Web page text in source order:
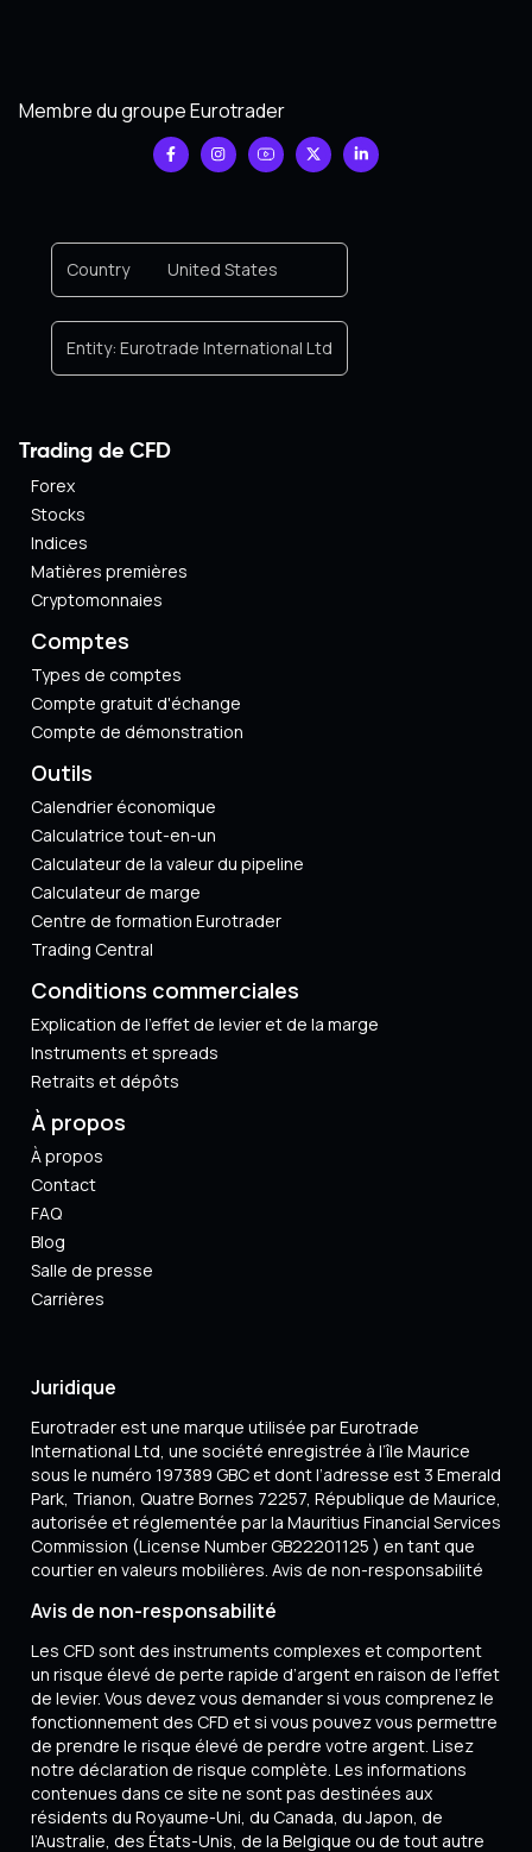
Membre du groupe Eurotrader
Country United States
Entity: Eurotrade International Ltd
Trading de CFD
Forex
Stocks
Indices
Matières premières
Cryptomonnaies
Comptes
Types de comptes
Compte gratuit d'échange
Compte de démonstration
Outils
Calendrier économique
Calculatrice tout-en-un
Calculateur de la valeur du pipeline
Calculateur de marge
Centre de formation Eurotrader
Trading Central
Conditions commerciales
Explication de l'effet de levier et de la marge
Instruments et spreads
Retraits et dépôts
À propos
À propos
Contact
FAQ
Blog
Salle de presse
Carrières
Juridique
Eurotrader est une marque utilisée par Eurotrade
International Ltd, une société enregistrée à l’île Maurice
sous le numéro 197389 GBC et dont l’adresse est 3 Emerald
Park, Trianon, Quatre Bornes 72257, République de Maurice,
autorisée et réglementée par la Mauritius Financial Services
Commission (License Number GB22201125 ) en tant que
courtier en valeurs mobilières. Avis de non-responsabilité
Avis de non-responsabilité
Les CFD sont des instruments complexes et comportent
un risque élevé de perte rapide d’argent en raison de l’effet
de levier. Vous devez vous demander si vous comprenez le
fonctionnement des CFD et si vous pouvez vous permettre
de prendre le risque élevé de perdre votre argent. Lisez
notre déclaration de risque complète. Les informations
contenues dans ce site ne sont pas destinées aux
résidents du Royaume-Uni, du Canada, du Japon, de
l’Australie, des États-Unis, de la Belgique ou de tout autre